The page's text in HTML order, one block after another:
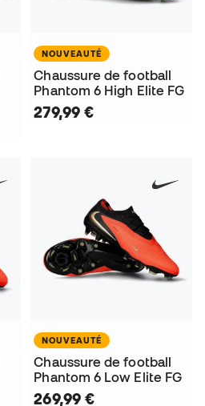
NOUVEAUTÉ
Chaussure de football
Phantom 6 High Elite FG
279,99 €
NOUVEAUTÉ
Chaussure de football
Phantom 6 Low Elite FG
269,99 €